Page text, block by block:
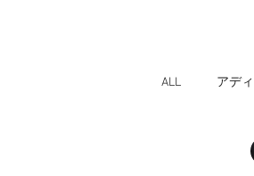
ALL アデ